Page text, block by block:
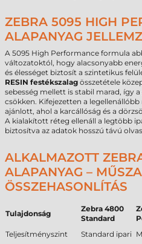
ZEBRA 5095 HIGH
ALAPANYAG
A 5095 High Performance formula
változatoktól, hogy alacsonyabb
és élességet biztosít a szintetikus
RESIN festékszalag összetétele
sebesség mellett is stabil marad, így
csökken. Kifejezetten a
ajánlott, ahol a karcállóság és a
A kialakított réteg ellenáll a legtöbb
biztosítva az adatok hosszú távú
ALKALMAZOTT
ALAPANYAG –
ÖSSZEHASONLÍTÁS
Tulajdonság
Zebra 4800
Standard
Teljesítményszint
Standard ipari